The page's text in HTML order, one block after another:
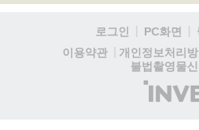
로그인 PC화면
이용약관
개인정보처리방
불법촬영물
(주)
인